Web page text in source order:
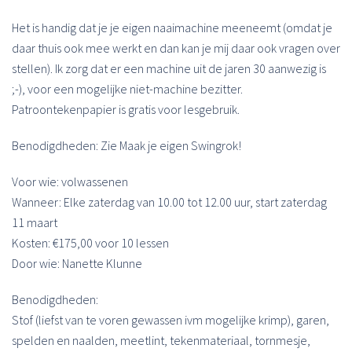
Het is handig dat je je eigen naaimachine meeneemt (omdat je
daar thuis ook mee werkt en dan kan je mij daar ook vragen over
stellen). Ik zorg dat er een machine uit de jaren 30 aanwezig is
;-), voor een mogelijke niet-machine bezitter.
Patroontekenpapier is gratis voor lesgebruik.
Benodigdheden: Zie Maak je eigen Swingrok!
Voor wie: volwassenen
Wanneer: Elke zaterdag van 10.00 tot 12.00 uur, start zaterdag
11 maart
Kosten: €175,00 voor 10 lessen
Door wie: Nanette Klunne
Benodigdheden:
Stof (liefst van te voren gewassen ivm mogelijke krimp), garen,
spelden en naalden, meetlint, tekenmateriaal, tornmesje,